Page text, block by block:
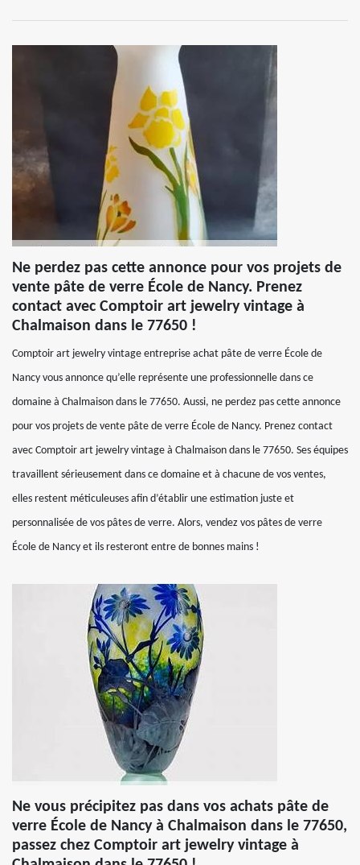
Ne perdez pas cette annonce pour vos projets de
vente pâte de verre École de Nancy. Prenez
contact avec Comptoir art jewelry vintage à
Chalmaison dans le 77650 !
Comptoir art jewelry vintage entreprise achat pâte de verre École de
Nancy vous annonce qu’elle représente une professionnelle dans ce
domaine à Chalmaison dans le 77650. Aussi, ne perdez pas cette annonce
pour vos projets de vente pâte de verre École de Nancy. Prenez contact
avec Comptoir art jewelry vintage à Chalmaison dans le 77650. Ses équipes
travaillent sérieusement dans ce domaine et à chacune de vos ventes,
elles restent méticuleuses afin d’établir une estimation juste et
personnalisée de vos pâtes de verre. Alors, vendez vos pâtes de verre
École de Nancy et ils resteront entre de bonnes mains !
Ne vous précipitez pas dans vos achats pâte de
verre École de Nancy à Chalmaison dans le 77650,
passez chez Comptoir art jewelry vintage à